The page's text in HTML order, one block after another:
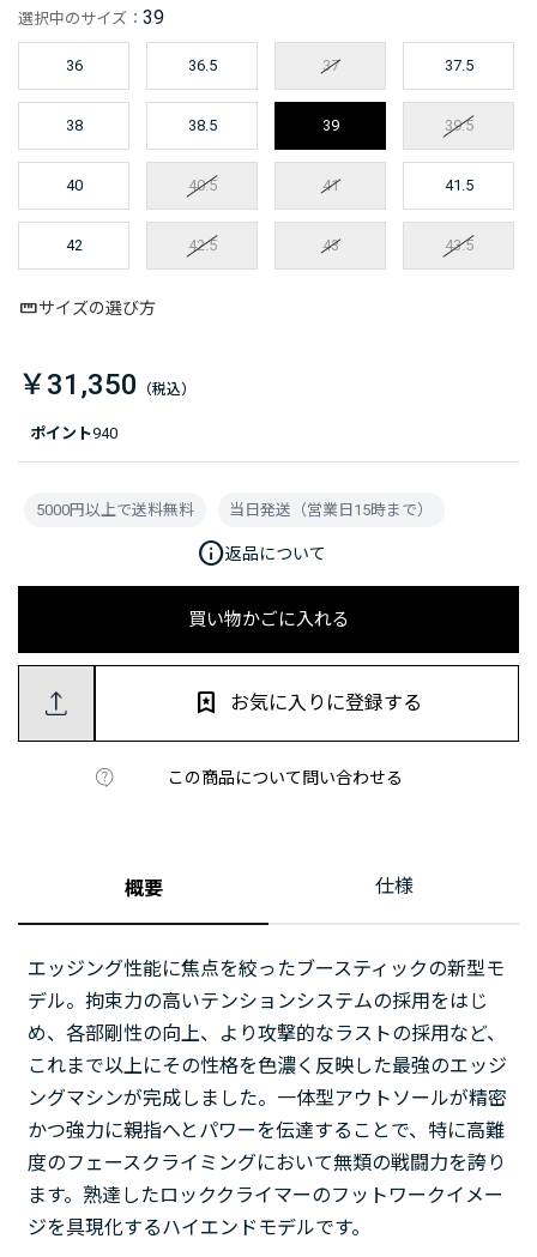
ポイント940
選択中のサイズ： 39
36 36.5 37 37.5
38 38.5 39 39.5
40 40.5 41 41.5
42 42.5 43 43.5
サイズの選び方
￥31,350
買い物かごに入れる
この商品について問い合わせる
お気に入りに登録する
5000円以上で送料無料 当日発送（営業日15時まで）
info返品について
概要 仕様
エッジング性能に焦点を絞ったブースティックの新型モ
デル。拘束力の高いテンションシステムの採用をはじ
め、各部剛性の向上、より攻撃的なラストの採用など、
これまで以上にその性格を色濃く反映した最強のエッジ
ングマシンが完成しました。一体型アウトソールが精密
かつ強力に親指へとパワーを伝達することで、特に高難
度のフェースクライミングにおいて無類の戦闘力を誇り
ます。熟達したロッククライマーのフットワークイメー
ジを具現化するハイエンドモデルです。